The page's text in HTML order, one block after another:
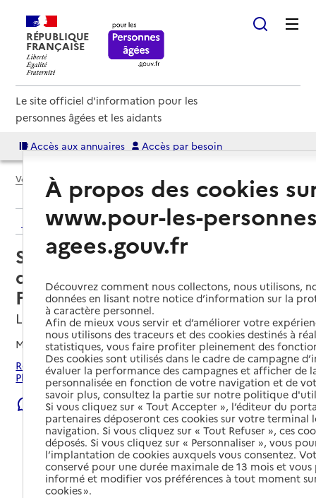
RÉPUBLIQUE
FRANÇAISE
Le site officiel d'information pour les
personnes âgées et les aidants
Accès aux annuaires Accès par besoin
Voir le fil d’Ariane
Retour aux résultats de l'annuaire
Service de soins infirmiers à
domicile – SSIAD - Association
Fleur des Champs
La Planche, LOIRE-ATLANTIQUE
Mis à jour le06/08/2026
Rechercher les établissements et services autour de La
Planche.
Signaler une erreur
À propos des cookies
www.pour-les-
agees.gouv.fr
Découvrez comment nous collectons, nous utilisons,
données en lisant notre notice d’information sur la
à caractère personnel.
Afin de mieux vous servir et d’améliorer votre
nous utilisons des traceurs et des cookies destinés à
statistiques, vous faire profiter pleinement des
Des cookies sont utilisés dans le cadre de campagne
évaluer la performance des campagnes et afficher de
personnalisée en fonction de votre navigation et de
savoir plus, consultez la partie sur notre politique
Si vous cliquez sur « Tout Accepter », l’éditeur du
partenaires déposeront ces cookies sur votre terminal
navigation. Si vous cliquez sur « Tout Refuser », ces
déposés. Si vous cliquez sur « Personnaliser », vous
l’implantation de cookies auxquels vous consentez.
conservé pour une durée maximale de 13 mois et
informé et modifier vos préférences à tout moment
cookies ».